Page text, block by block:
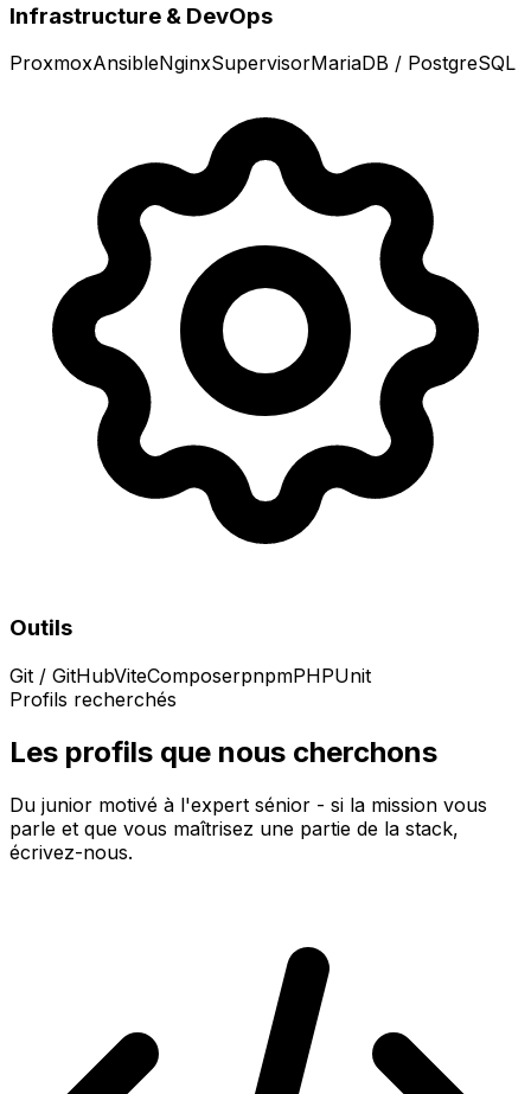
Infrastructure & DevOps
ProxmoxAnsibleNginxSupervisorMariaDB / PostgreSQL
Outils
Git / GitHubViteComposerpnpmPHPUnit
Profils recherchés
Les profils que nous cherchons
Du junior motivé à l'expert sénior - si la mission vous
parle et que vous maîtrisez une partie de la stack,
écrivez-nous.